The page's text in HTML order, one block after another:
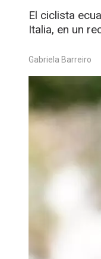
El ciclista
Italia, en un
Gabriela Barreiro